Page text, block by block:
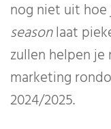
nog niet uit
seasonlaat
zullen helpen
marketing
2024/2025.